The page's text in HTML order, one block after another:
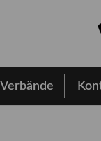
Verbände